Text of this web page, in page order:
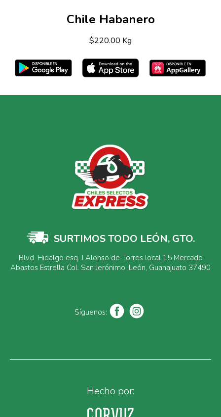
Chile Habanero
$220.00 Kg
SURTIMOS TODO LEÓN, GTO.
Blvd. Hidalgo esq. J Alonso de Torres local 15 Mercado
Abastos Estrella Col. San Jerónimo, León, Guanajuato 37490
Síguenos:
Hecho por: